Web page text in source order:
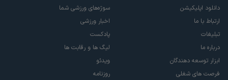
دانلود اپلیکیشن
ارتباط با ما
تبلیغات
درباره ما
ابزار توسعه دهندگان
فرصت های شغلی
سوژه‌های ورزشی شما
اخبار ورزشی
پادکست
لیگ ها و رقابت ها
ویدئو
روزنامه